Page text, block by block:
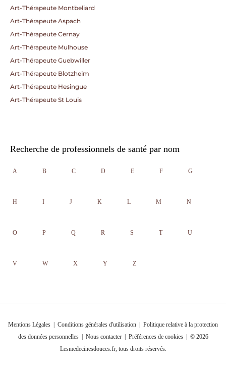
Art-Thérapeute Montbeliard
Art-Thérapeute Aspach
Art-Thérapeute Cernay
Art-Thérapeute Mulhouse
Art-Thérapeute Guebwiller
Art-Thérapeute Blotzheim
Art-Thérapeute Hesingue
Art-Thérapeute St Louis
Recherche de professionnels de santé par nom
A B C D E F G
H I J K L M N
O P Q R S T U
V W X Y Z
Mentions Légales Conditions générales d'utilisation
Politique relative à la protection
des données personnelles| Nous contacter| Préférences de cookies| © 2026
Lesmedecinesdouces.fr, tous droits réservés.